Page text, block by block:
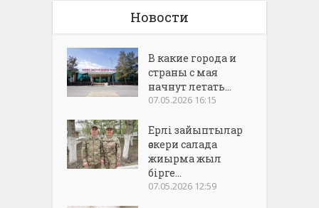
Новости
В какие города и
страны с мая
начнут летать...
07.05.2026 16:15
Ерлі зайыптылар
әскери салада
жиырма жыл
бірге...
07.05.2026 12:59